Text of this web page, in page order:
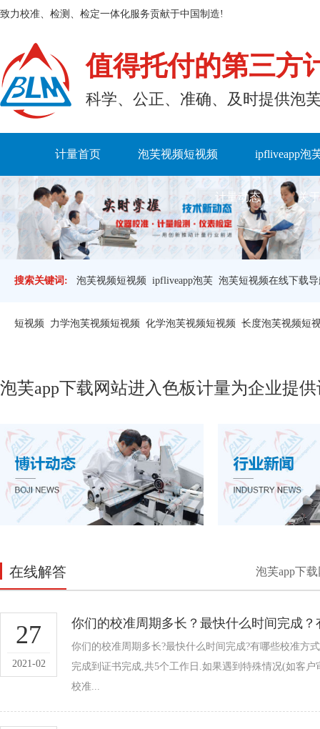
致力校准、检测、检定一体化服务贡献于中国制造!
值得托付的第三方
科学、公正、准确、及时提
计量首页 泡芙视频短视频 ipfliveapp泡
计量动态 关
搜索关键词: 泡芙视频短视频 ipfliveapp泡芙 泡芙短视频在线下载
短视频 力学泡芙视频短视频 化学泡芙视频短视频 长度泡芙视频短
泡芙app下载网站进入色板计量为企业提
在线解答 泡芙app下载
27
2021-02
你们的校准周期多长？最快什么时间完成
你们的校准周期多长?最快什么时间完成?有哪些校准方
完成到证书完成,共5个工作日.如果遇到特殊情况(如客户
校准...